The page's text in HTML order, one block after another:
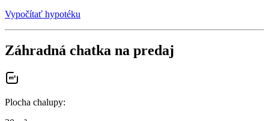
Vypočítať hypotéku
Záhradná chatka na predaj
Plocha chalupy: